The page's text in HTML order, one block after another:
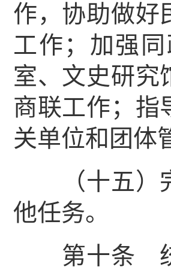
作，协助做好
工作；加强
室、文史研究
商联工作；指
关单位和团体
（十五）完
他任务。
第十条 统